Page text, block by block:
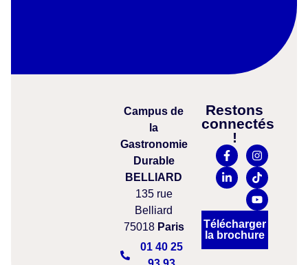
Campusde
la
Gastronomie
Durable
BELLIARD
135 rue
Belliard
75018 Paris
01 40 25
Restons
connectés
!
Télécharger
la brochure